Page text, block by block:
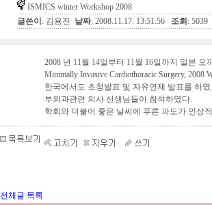
ISMICS winter Workshop 2008
글쓴이 : 김용진 날짜: 2008.11.17. 13:51:56 조회 : 5039
2008 년 11월 14일부터 11월 16일까지 일본 오
Minimally Invasive Cardiothoracic Surgery,
한국에서도 초청발표 및 자유연제 발표를 하
부외과관련 의사 선생님들이 참석하였다.
학회와 더불어 좋은 날씨에 푸른 파도가 인상
전체글 목록